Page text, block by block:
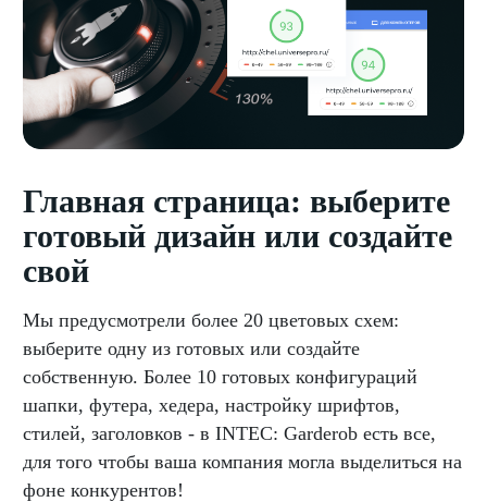
Главная страница: выберите
готовый дизайн или создайте
свой
Мы предусмотрели более 20 цветовых схем:
выберите одну из готовых или создайте
собственную. Более 10 готовых конфигураций
шапки, футера, хедера, настройку шрифтов,
стилей, заголовков - в INTEC: Garderob есть все,
для того чтобы ваша компания могла выделиться на
фоне конкурентов!